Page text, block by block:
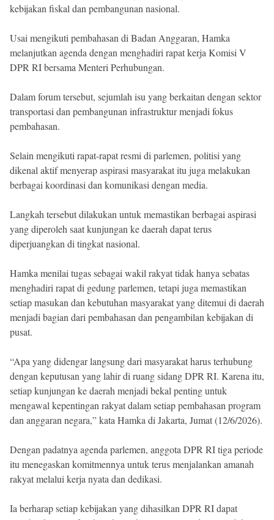
kebijakan fiskal dan pembangunan nasional.
Usai mengikuti pembahasan di Badan Anggaran, Hamka
melanjutkan agenda dengan menghadiri rapat kerja Komisi V
DPR RI bersama Menteri Perhubungan.
Dalam forum tersebut, sejumlah isu yang berkaitan dengan sektor
transportasi dan pembangunan infrastruktur menjadi fokus
pembahasan.
Selain mengikuti rapat-rapat resmi di parlemen, politisi yang
dikenal aktif menyerap aspirasi masyarakat itu juga melakukan
berbagai koordinasi dan komunikasi dengan media.
Langkah tersebut dilakukan untuk memastikan berbagai aspirasi
yang diperoleh saat kunjungan ke daerah dapat terus
diperjuangkan di tingkat nasional.
Hamka menilai tugas sebagai wakil rakyat tidak hanya sebatas
menghadiri rapat di gedung parlemen, tetapi juga memastikan
setiap masukan dan kebutuhan masyarakat yang ditemui di daerah
menjadi bagian dari pembahasan dan pengambilan kebijakan di
pusat.
“Apa yang didengar langsung dari masyarakat harus terhubung
dengan keputusan yang lahir di ruang sidang DPR RI. Karena itu,
setiap kunjungan ke daerah menjadi bekal penting untuk
mengawal kepentingan rakyat dalam setiap pembahasan program
dan anggaran negara,” kata Hamka di Jakarta, Jumat (12/6/2026).
Dengan padatnya agenda parlemen, anggota DPR RI tiga periode
itu menegaskan komitmennya untuk terus menjalankan amanah
rakyat melalui kerja nyata dan dedikasi.
Ia berharap setiap kebijakan yang dihasilkan DPR RI dapat